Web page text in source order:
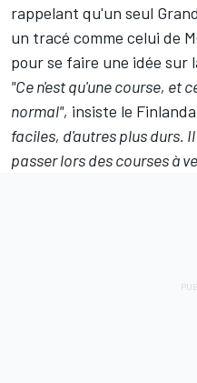
rappelant qu'un seul
un tracé comme celui de
pour se faire une idée sur
"Ce n'est qu'une course, et
normal", insiste le
faciles, d'autres plus durs.
passer lors des courses à